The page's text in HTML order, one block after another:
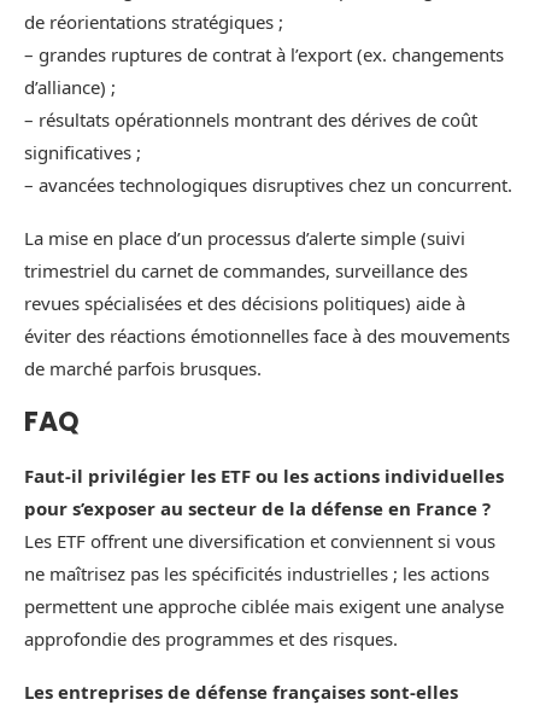
de réorientations stratégiques ;
– grandes ruptures de contrat à l’export (ex. changements
d’alliance) ;
– résultats opérationnels montrant des dérives de coût
significatives ;
– avancées technologiques disruptives chez un concurrent.
La mise en place d’un processus d’alerte simple (suivi
trimestriel du carnet de commandes, surveillance des
revues spécialisées et des décisions politiques) aide à
éviter des réactions émotionnelles face à des mouvements
de marché parfois brusques.
FAQ
Faut-il privilégier les ETF ou les actions individuelles
pour s’exposer au secteur de la défense en France ?
Les ETF offrent une diversification et conviennent si vous
ne maîtrisez pas les spécificités industrielles ; les actions
permettent une approche ciblée mais exigent une analyse
approfondie des programmes et des risques.
Les entreprises de défense françaises sont-elles